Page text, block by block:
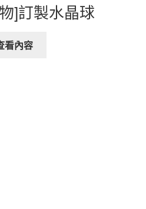
]訂製水晶球
看內容